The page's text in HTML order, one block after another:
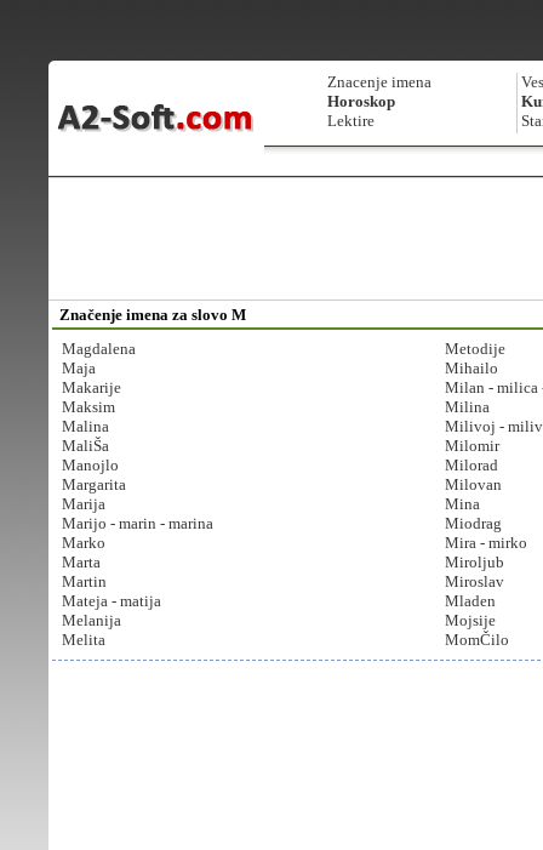
Znacenje imena
Horoskop
Lektire
Značenje imena za slovo M
Magdalena
Maja
Makarije
Maksim
Malina
MaliŠa
Manojlo
Margarita
Marija
Marijo - marin - marina
Marko
Marta
Martin
Mateja - matija
Melanija
Melita
Metodije
Mihailo
Milan - milica
Milina
Milivoj -
Milomir
Milorad
Milovan
Mina
Miodrag
Mira - mirko
Miroljub
Miroslav
Mladen
Mojsije
MomČilo